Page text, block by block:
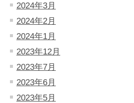
2024年3月
2024年2月
2024年1月
2023年12月
2023年7月
2023年6月
2023年5月